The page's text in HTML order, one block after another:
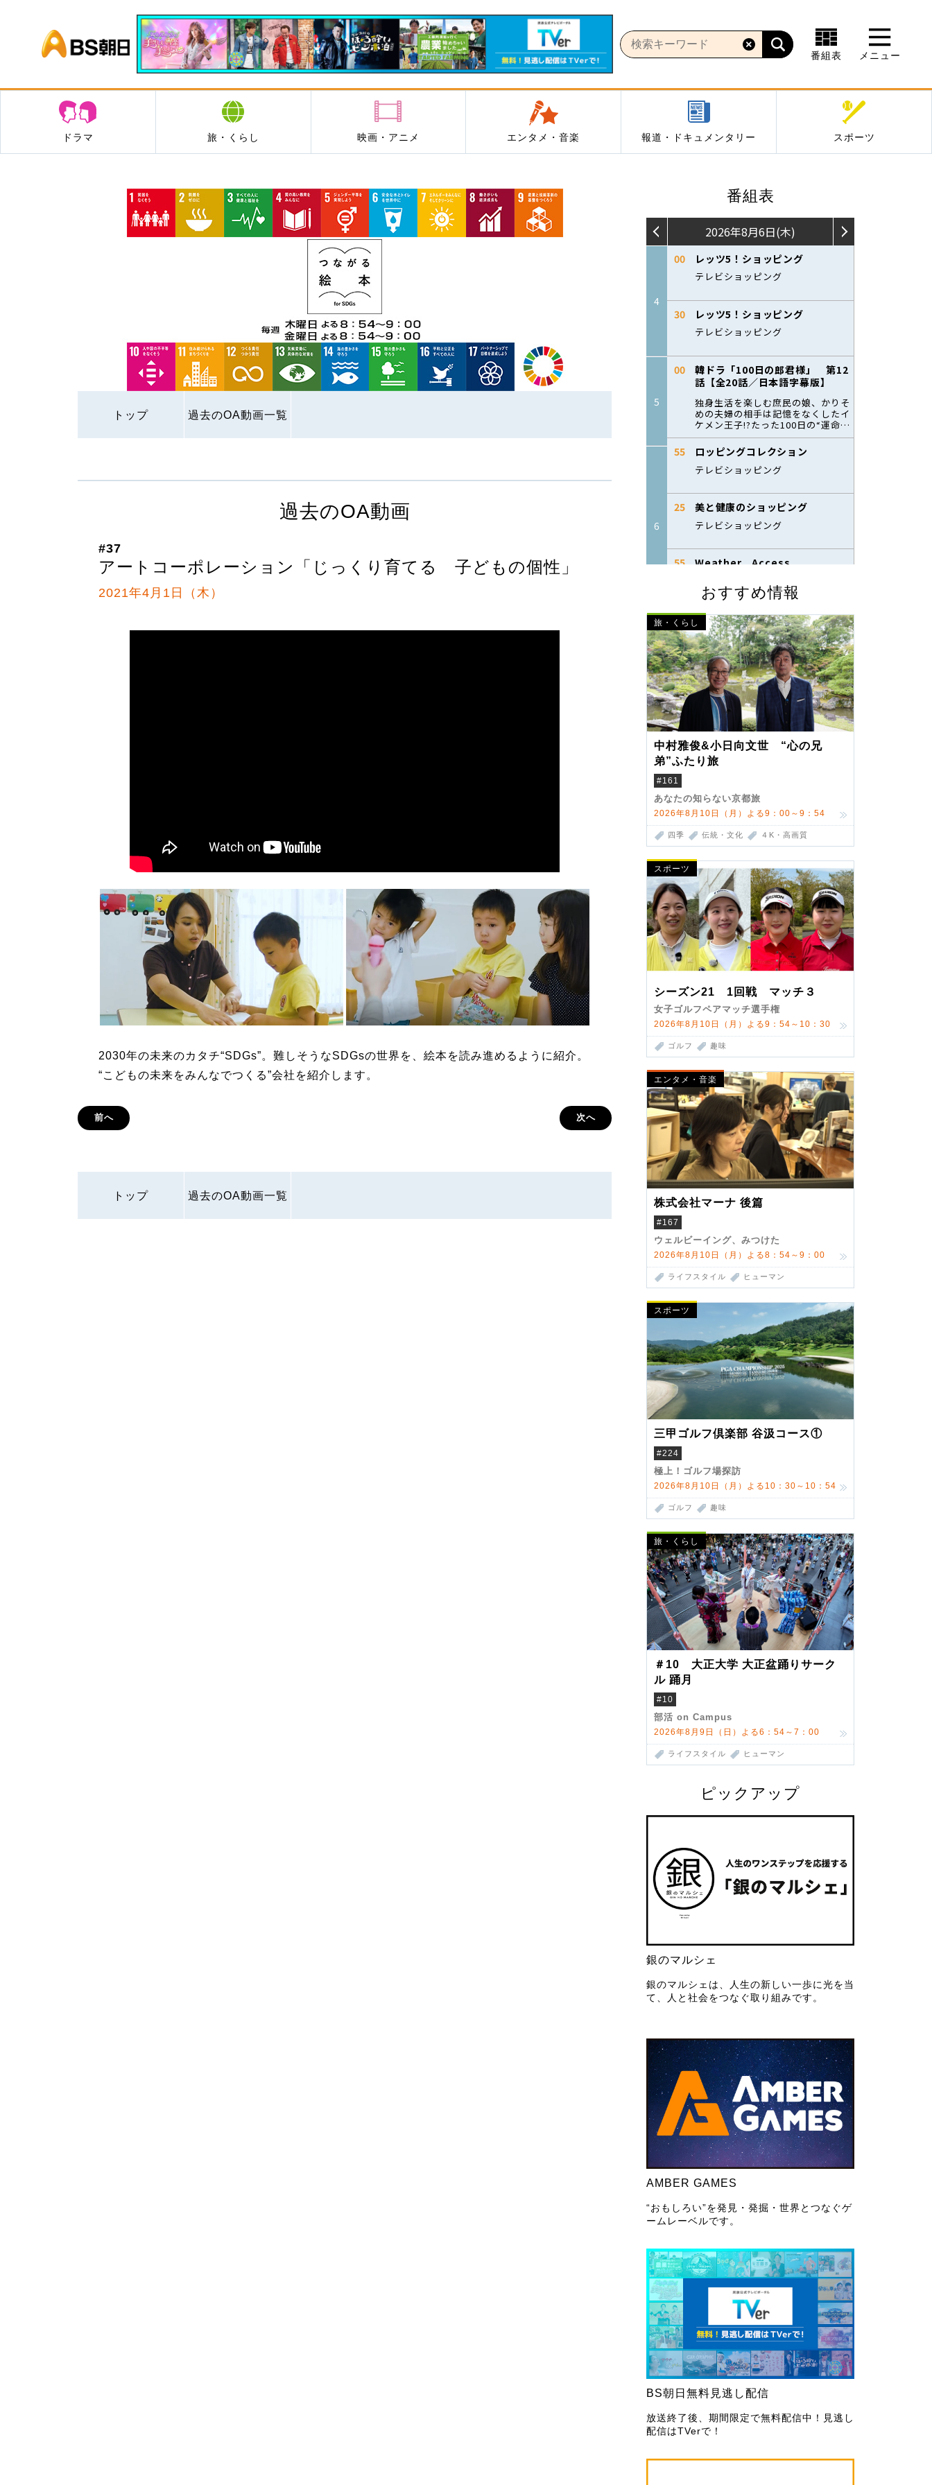
BS朝日
番組表 メニュー
ドラマ 旅・くらし 映画・アニメ エンタメ・音楽 報道・ドキュメンタリー スポーツ
トップ 過去のOA動画一覧
番組表
おすすめ情報
旅・くらし
中村雅俊&小日向文世 “心の兄
弟”ふたり旅
#161
あなたの知らない京都旅
2026年8月10日（月）よる9：00～9：54
四季 伝統・文化 ４K・高画質
スポーツ
シーズン21 1回戦 マッチ３
女子ゴルフペアマッチ選手権
2026年8月10日（月）よる9：54～10：30
ゴルフ 趣味
エンタメ・音楽
株式会社マーナ 後篇
#167
ウェルビーイング、みつけた
2026年8月10日（月）よる8：54～9：00
ライフスタイル ヒューマン
スポーツ
三甲ゴルフ倶楽部 谷汲コース①
#224
極上！ゴルフ場探訪
2026年8月10日（月）よる10：30～10：54
ゴルフ 趣味
旅・くらし
＃10 大正大学 大正盆踊りサーク
ル 踊月
#10
部活 on Campus
2026年8月9日（日）よる6：54～7：00
ライフスタイル ヒューマン
ピックアップ
銀のマルシェ
銀のマルシェは、人生の新しい一歩に光を当
て、人と社会をつなぐ取り組みです。
AMBER GAMES
“おもしろい”を発見・発掘・世界とつなぐゲ
ームレーベルです。
BS朝日無料見逃し配信
放送終了後、期間限定で無料配信中！見逃し
配信はTVerで！
過去のOA動画
#37
アートコーポレーション「じっくり育てる 子どもの個性」
2021年4月1日（木）
2030年の未来のカタチ“SDGs”。難しそうなSDGsの世界を、絵本を読み進めるように紹介。
“こどもの未来をみんなでつくる”会社を紹介します。
前へ 次へ
トップ 過去のOA動画一覧